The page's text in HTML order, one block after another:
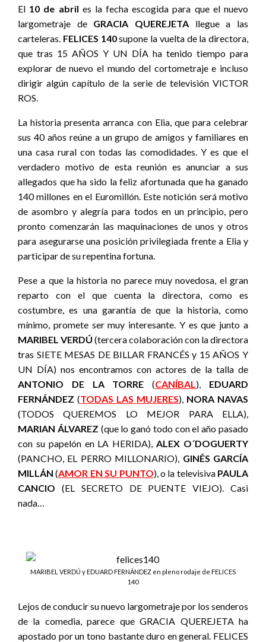
El 10 de abril es la fecha escogida para que el nuevo
largometraje de GRACIA QUEREJETA llegue a las
carteleras. FELICES 140supone la vuelta de la directora,
que tras 15 AÑOS Y UN DÍA ha tenido tiempo para
explorar de nuevo el mundo del cortometraje e incluso
dirigir algún capítulo de la serie de televisión VICTOR
ROS.
La historia presenta arranca con Elia, que para celebrar
sus 40 años reúne a un grupo de amigos y familiares en
una casa rural con todas las comodidades. Y es que el
verdadero motivo de esta reunión es anunciar a sus
allegados que ha sido la feliz afortunada que ha ganado
140 millones en el Euromillón. Este notición será motivo
de asombro y alegría para todos en un principio, pero
pronto comenzarán las maquinaciones de unos y otros
para asegurarse una posición privilegiada frente a Elia y
participar de su repentina fortuna.
Pese a que la historia no parece muy novedosa, el gran
reparto con el que cuenta la directora, como es
costumbre, es una garantía de que la historia, como
mínimo, promete ser muy interesante. Y es que junto a
MARIBEL VERDÚ (tercera colaboración con la directora
tras SIETE MESAS DE BILLAR FRANCÉS y 15 AÑOS Y
UN DÍA) nos encontramos con actores de la talla de
ANTONIO DE LA TORRE (CANÍBAL), EDUARD
FERNÁNDEZ (TODAS LAS MUJERES), NORA NAVAS
(TODOS QUEREMOS LO MEJOR PARA ELLA),
MARIAN ÁLVAREZ (que lo ganó todo con el año pasado
con su papelón en LA HERIDA),ALEX O´DOGUERTY
(PANCHO, EL PERRO MILLONARIO), GINÉS GARCÍA
MILLÁN (AMOR EN SU PUNTO), o la televisiva PAULA
CANCIO (EL SECRETO DE PUENTE VIEJO). Casi
nada…
MARIBEL VERDÚ y EDUARD FERNÁNDEZ en pleno rodaje de FELICES
140
Lejos de conducir su nuevo largometraje por los senderos
de la comedia, parece que GRACIA QUEREJETA ha
apostado por un tono bastante duro en general. FELICES